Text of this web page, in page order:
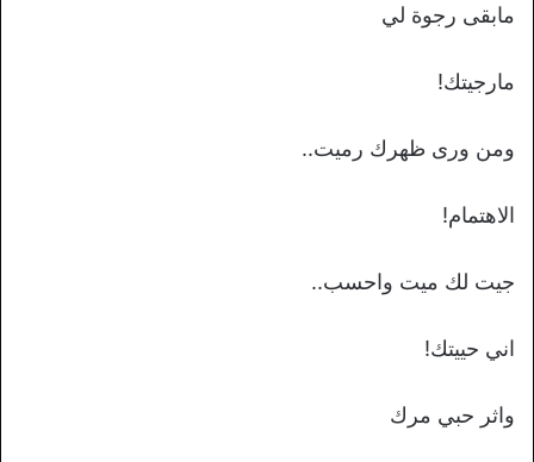
مابقى رجوة لي
مارجيتك!
ومن ورى ظهرك رميت..
الاهتمام!
جيت لك ميت واحسب..
اني حييتك!
واثر حبي مرك